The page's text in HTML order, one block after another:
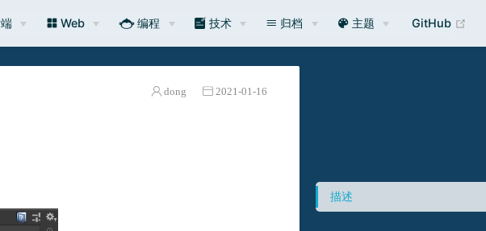
Web 编程 技术 归档 主题 GitHub
dong 2021-01-16
描述